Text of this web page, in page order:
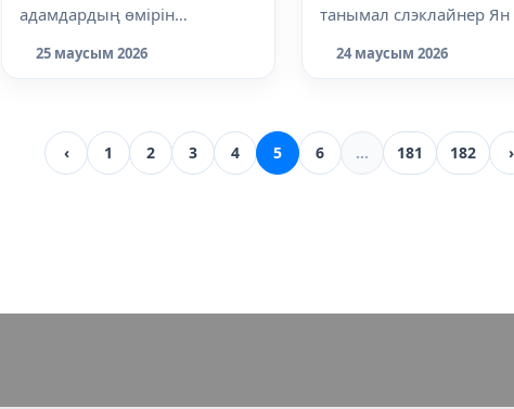
адамдардың өмірін
инновациялық құрылғы жа...
25 маусым 2026
танымал слэклайнер Ян
арасын жалғ...
24 маусым 2026
‹ 1 2 3 4 5 6 ... 181 182 ›